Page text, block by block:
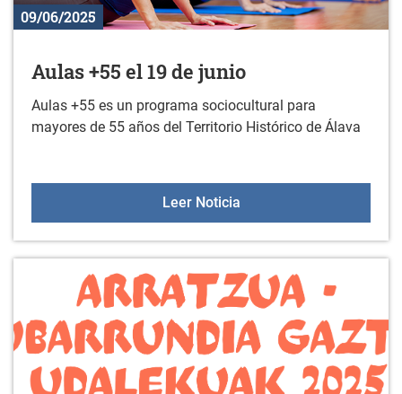
09/06/2025
Aulas +55 el 19 de junio
Aulas +55 es un programa sociocultural para
mayores de 55 años del Territorio Histórico de Álava
Leer NoticiaAulas +55 el 19 de junio